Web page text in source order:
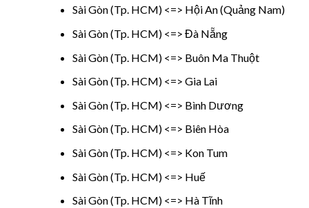
Sài Gòn (Tp. HCM) <=> Hội An (Quảng Nam)
Sài Gòn (Tp. HCM) <=> Đà Nẵng
Sài Gòn (Tp. HCM) <=> Buôn Ma Thuột
Sài Gòn (Tp. HCM) <=> Gia Lai
Sài Gòn (Tp. HCM) <=> Bình Dương
Sài Gòn (Tp. HCM) <=> Biên Hòa
Sài Gòn (Tp. HCM) <=> Kon Tum
Sài Gòn (Tp. HCM) <=> Huế
Sài Gòn (Tp. HCM) <=> Hà Tĩnh